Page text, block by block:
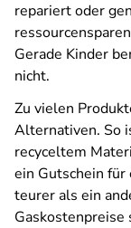
repariert oder
Gerade Kinder
nicht.
Zu vielen
Alternativen. So
recyceltem
ein Gutschein für
teurer als ein
Gaskostenpreise